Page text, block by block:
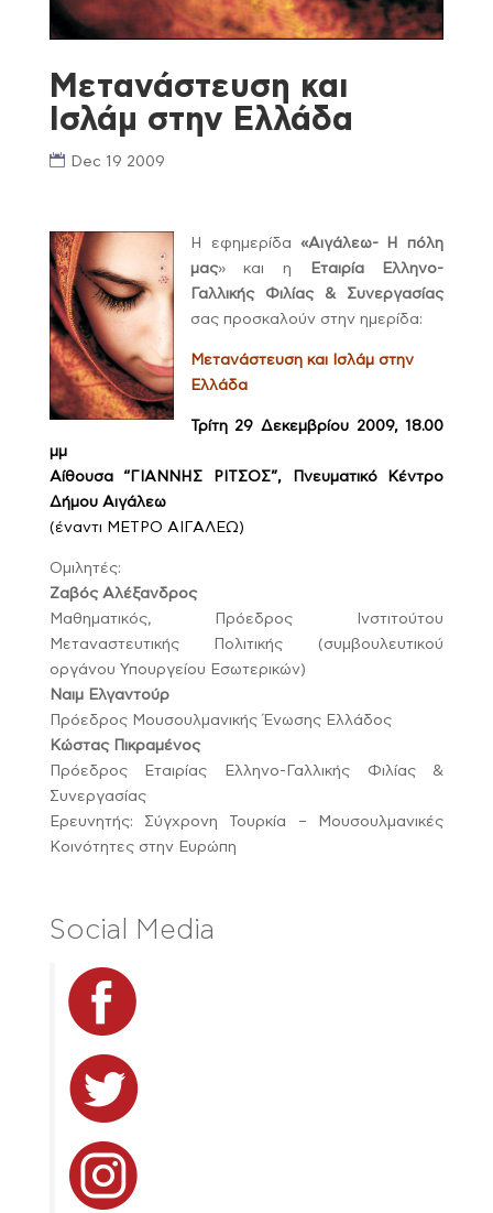
Mετανάστευση και
Ισλάμ στην Ελλάδα
Dec 19 2009
Η εφημερίδα «Aιγάλεω- Η πόλη
μας» και η
Εταιρία Ελληνο-
Γαλλικής Φιλίας & Συνεργασίας
σας προσκαλούν στην ημερίδα:
Mετανάστευση και Ισλάμ στην
Ελλάδα
Τρίτη 29 Δεκεμβρίου 2009, 18.00
μμ
Αίθουσα “ΓΙΑΝΝΗΣ ΡΙΤΣΟΣ”, Πνευματικό Κέντρο
Δήμου Αιγάλεω
(έναντι ΜΕΤΡΟ ΑΙΓΑΛΕΩ)
Ομιλητές:
Ζαβός Αλέξανδρος
Mαθηματικός, Πρόεδρος Ινστιτούτου
Μεταναστευτικής Πολιτικής (συμβουλευτικού
οργάνου Υπουργείου Εσωτερικών)
Ναιμ Ελγαντούρ
Πρόεδρος Μουσουλμανικής Ένωσης Ελλάδος
Κώστας Πικραμένος
Πρόεδρος Εταιρίας Ελληνο-Γαλλικής Φιλίας &
Συνεργασίας
Ερευνητής: Σύγχρονη Τουρκία – Μουσουλμανικές
Κοινότητες στην Ευρώπη
Social Media